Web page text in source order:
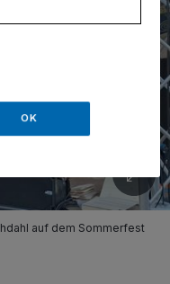
auf dem Sommerfest
OK